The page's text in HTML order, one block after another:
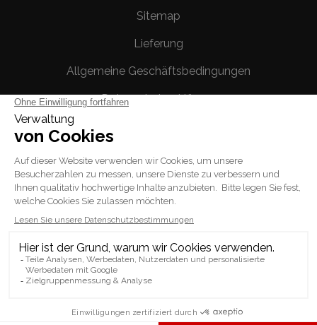
Sitemap
Lieferung
Allgemeine Geschäftsbedingungen
Datenschutzerklärung
Ihr Konto
Persönliche Infos
Bestellungen
Rechnungskorrekturen
Adressen
Gutscheine